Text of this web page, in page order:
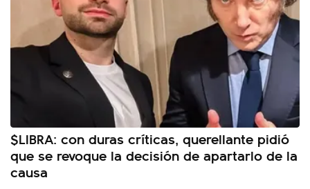
$LIBRA: con duras críticas, querellante pidió
que se revoque la decisión de apartarlo de la
causa